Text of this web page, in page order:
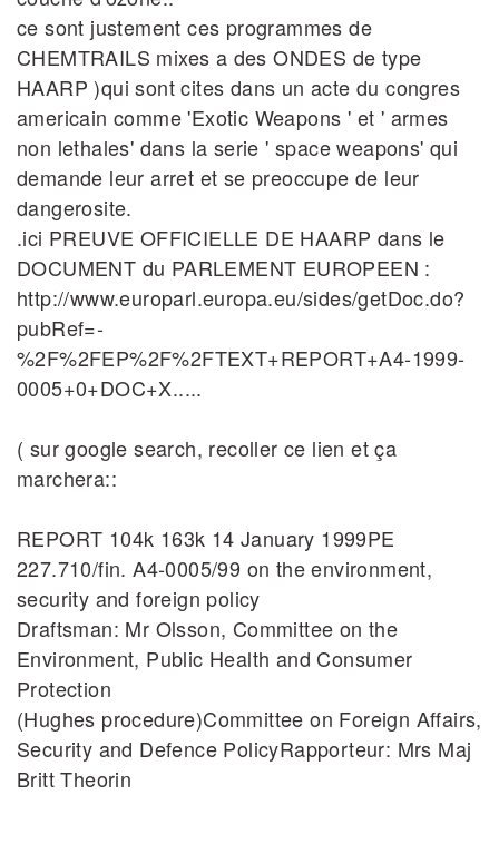
ce sont justement ces programmes de
CHEMTRAILS mixes a des ONDES de type
HAARP )qui sont cites dans un acte du congres
americain comme 'Exotic Weapons ' et ' armes
non lethales' dans la serie ' space weapons' qui
demande leur arret et se preoccupe de leur
dangerosite.
.ici PREUVE OFFICIELLE DE HAARP dans le
DOCUMENT du PARLEMENT EUROPEEN :
http://www.europarl.europa.eu/sides/getDoc.do?
pubRef=‐
%2F%2FEP%2F%2FTEXT+REPORT+A4‐1999‐
0005+0+DOC+X.....
( sur google search, recoller ce lien et ça
marchera::
REPORT 104k 163k 14 January 1999PE
227.710/fin. A4‐0005/99 on the environment,
security and foreign policy
Draftsman: Mr Olsson, Committee on the
Environment, Public Health and Consumer
Protection
(Hughes procedure)Committee on Foreign Affairs,
Security and Defence PolicyRapporteur: Mrs Maj
Britt Theorin